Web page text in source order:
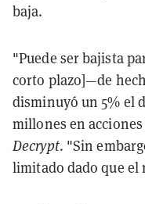
baja.
"Puede ser bajista
corto plazo]—de
disminuyó un 5% el
millones en
Decrypt. "Sin
limitado dado que el